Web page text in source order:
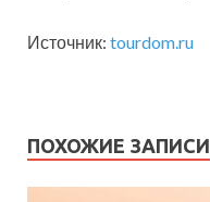
Источник: tourdom.ru
ПОХОЖИЕ ЗАПИСИ